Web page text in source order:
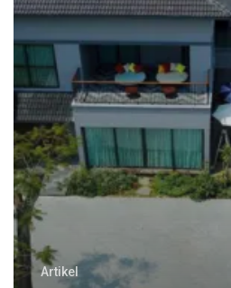
di
ANCOL
Artikel